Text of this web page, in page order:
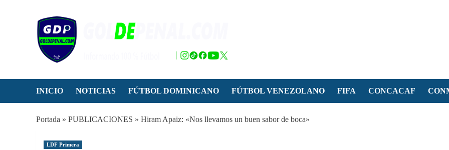
INICIO NOTICIAS FÚTBOL DOMINICANO FÚTBOL VENEZOLANO FIFA CONCACAF
Portada » PUBLICACIONES » Hiram Apaiz: «Nos llevamos un buen sabor de boca»
LDF Primera